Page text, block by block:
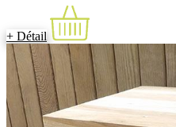
+ Détail